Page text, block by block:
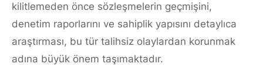
kilitlemeden önce sözleşmelerin geçmişini,
denetim raporlarını ve sahiplik yapısını detaylıca
araştırması, bu tür talihsiz olaylardan korunmak
adına büyük önem taşımaktadır.